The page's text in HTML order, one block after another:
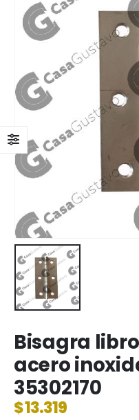
Bisagra
acero
35302170
$13.319